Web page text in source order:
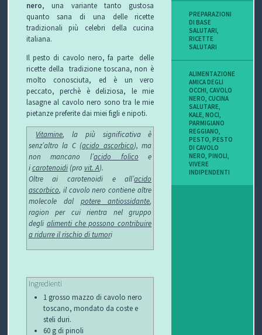
nero, una variante tanto gustosa
quanto sana di una delle ricette
tradizionali più celebri della cucina
italiana.
Il pesto di cavolo nero, fa parte delle
ricette della tradizione toscana, non è
molto conosciuta, ed è un vero
peccato, perchè è deliziosa, le mie
lasagne al cavolo nero sono tra le mie
pietanze preferite dai miei figli e nipoti.
Vitamine, la più significativa è
senz’altro la C (acido ascorbico), ma
non mancano l’acido folico e
icarotenoidi(pro vit. A).
Oltre ai carotenoidi e all’acido
ascorbico, il cavolo nero contiene altre
molecole dalpotere antiossidante,
ragion per cui rientra nel gruppo
degli alimenti che possono contribuire
a ridurre il rischio di tumori
Ingredienti
1 grosso mazzo di cavolo nero
toscano, mondato da coste e
steli duri.
60 g di pinoli
PREPARAZIONI
DI BASE
SALUTARI,
RICETTE
SALUTARI
ALIMENTAZIONE
AMICA DEGLI
OCCHI, CAVOLO
NERO, CUCINA
SALUTARE,
KALE,NOCI,
PARMIGIANO
REGGIANO,
PESTO,PESTO
DI CAVOLO
NERO,PINOLI,
VIVERE
INDIPENDENTI